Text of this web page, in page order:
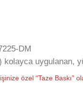
DM
uygulanan,
özel “Taze Baskı”